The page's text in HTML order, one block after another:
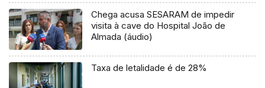
Chega acusa SESARAM de impedir
visita à cave do Hospital João de
Almada (áudio)
Taxa de letalidade é de 28%